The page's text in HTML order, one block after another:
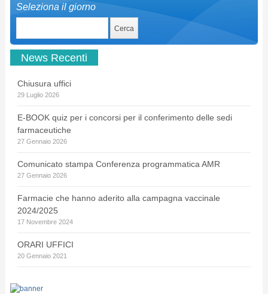
Seleziona il giorno
News Recenti
Chiusura uffici
29 Luglio 2026
E-BOOK quiz per i concorsi per il conferimento delle sedi
farmaceutiche
27 Gennaio 2026
Comunicato stampa Conferenza programmatica AMR
27 Gennaio 2026
Farmacie che hanno aderito alla campagna vaccinale
2024/2025
17 Novembre 2024
ORARI UFFICI
20 Gennaio 2021